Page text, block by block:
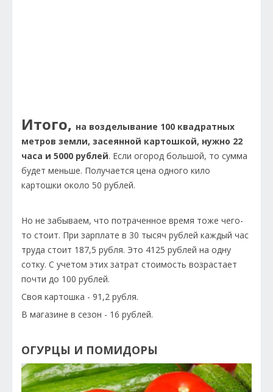
Итого, на возделывание 100 квадратных
метров земли, засеянной картошкой, нужно 22
часа и 5000 рублей. Если огород большой, то сумма
будет меньше. Получается цена одного кило
картошки около 50 рублей.
Но не забываем, что потраченное время тоже чего-
то стоит. При зарплате в 30 тысяч рублей каждый час
труда стоит 187,5 рубля. Это 4125 рублей на одну
сотку. С учетом этих затрат стоимость возрастает
почти до 100 рублей.
Своя картошка - 91,2 рубля.
В магазине в сезон - 16 рублей.
ОГУРЦЫ И ПОМИДОРЫ